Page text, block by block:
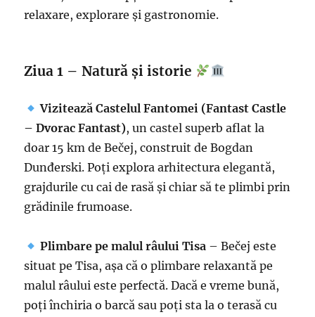
relaxare, explorare și gastronomie.
Ziua 1 – Natură și istorie
Vizitează Castelul Fantomei (Fantast Castle
– Dvorac Fantast), un castel superb aflat la
doar 15 km de Bečej, construit de Bogdan
Dunđerski. Poți explora arhitectura elegantă,
grajdurile cu cai de rasă și chiar să te plimbi prin
grădinile frumoase.
Plimbare pe malul râului Tisa– Bečej este
situat pe Tisa, așa că o plimbare relaxantă pe
malul râului este perfectă. Dacă e vreme bună,
poți închiria o barcă sau poți sta la o terasă cu